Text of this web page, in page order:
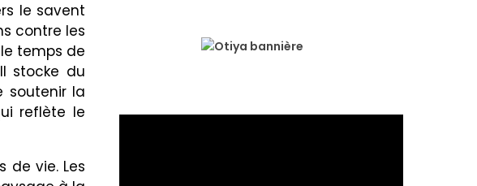
le savent
contre les
temps de
stocke du
soutenir la
reflète le
de vie. Les